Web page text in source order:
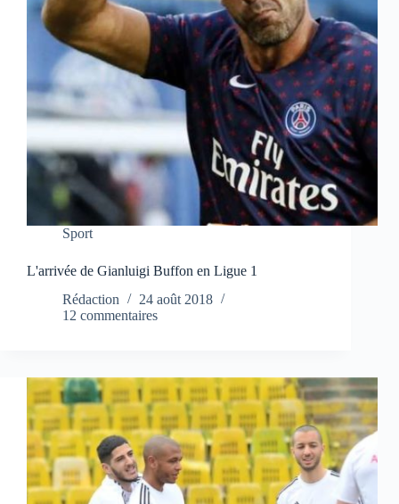
Sport
L'arrivée de Gianluigi Buffon en Ligue 1
Rédaction
24 août 2018
12 commentaires